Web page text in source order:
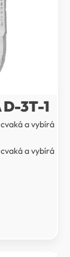
D-3T-1
a vybírá
a vybírá